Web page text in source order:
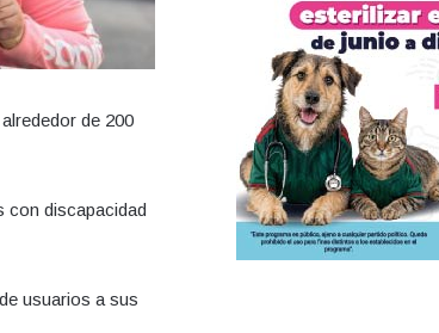
de 200
con discapacidad
usuarios a sus